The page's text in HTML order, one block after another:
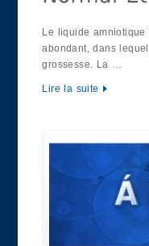
Le liquide
abondant, dans
grossesse. La …
Lire la suite